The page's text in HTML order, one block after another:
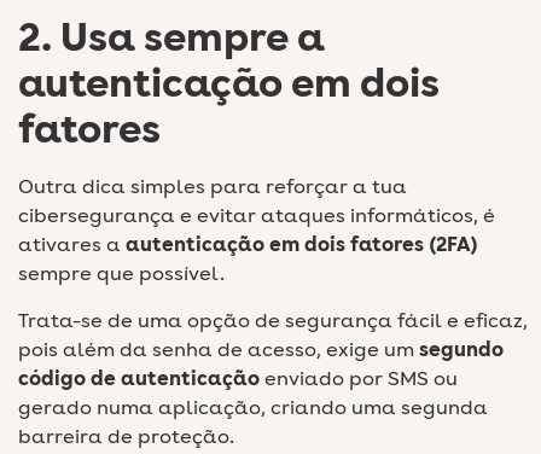
2. Usa sempre a
autenticação em dois
fatores
Outra dica simples para reforçar a tua
cibersegurança e evitar ataques informáticos, é
ativares aautenticação em dois fatores (2FA)
sempre que possível.
Trata-se de uma opção de segurança fácil e eficaz,
pois além da senha de acesso, exige um segundo
códigode autenticaçãoenviado por SMS ou
gerado numa aplicação, criando uma segunda
barreira de proteção.